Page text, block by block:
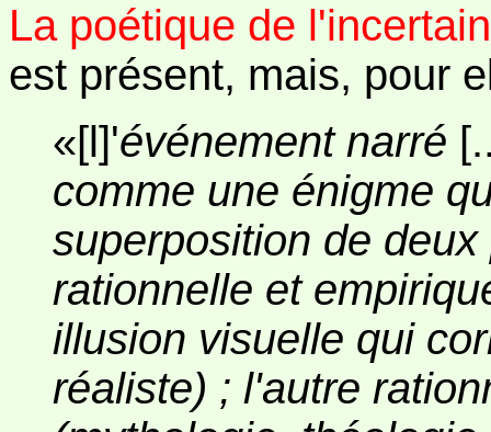
La poétique de l'incertain
est présent, mais, pour
«[l]'événement narré
comme une énigme
superposition de
rationnelle et
illusion visuelle qui
réaliste) ; l'autre